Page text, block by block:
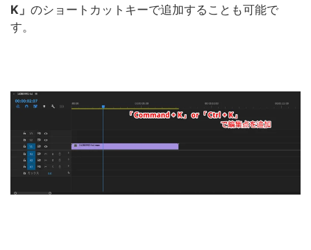
K」 のショートカットキーで追加することも可能で
す。